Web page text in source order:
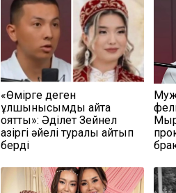
«Өмірге деген
құлшынысымды қайта
оятты»: Әділет Зейнел
қазіргі әйелі туралы айтып
берді